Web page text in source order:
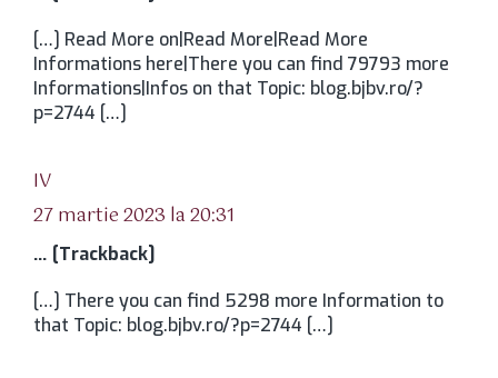
[…] Read More on|Read More|Read More
Informations here|There you can find 79793 more
Informations|Infos on that Topic: blog.bjbv.ro/?
p=2744 […]
IVspune:
27 martie 2023 la 20:31
… [Trackback]
[…] There you can find 5298 more Information to
that Topic: blog.bjbv.ro/?p=2744 […]